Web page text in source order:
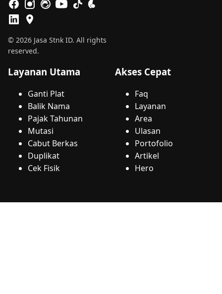
© 2026 Jasa Stnk ID. All rights
reserved.
Layanan Utama
Ganti Plat
Balik Nama
Pajak Tahunan
Mutasi
Cabut Berkas
Duplikat
Cek Fisik
Akses Cepat
Faq
Layanan
Area
Ulasan
Portofolio
Artikel
Hero